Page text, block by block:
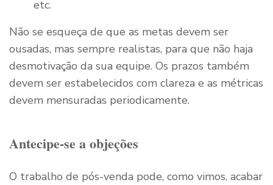
etc.
Não se esqueça de que as metas devem ser
ousadas, mas sempre realistas, para que não haja
desmotivação da sua equipe. Os prazos também
devem ser estabelecidos com clareza e as métricas
devem mensuradas periodicamente.
Antecipe-se a objeções
O trabalho de pós-venda pode, como vimos, acabar